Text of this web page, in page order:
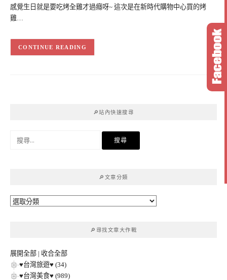
感覺生日就是要吃烤全雞才過癮呀~ 這次是在新時代購物中心買的烤
雞…
CONTINUE READING
🔎站內快速搜尋
🔎文章分類
🔎
🔎尋找文章大作戰
展開全部 | 收合全部
♥台灣旅遊♥ (34)
♥台灣美食♥ (989)